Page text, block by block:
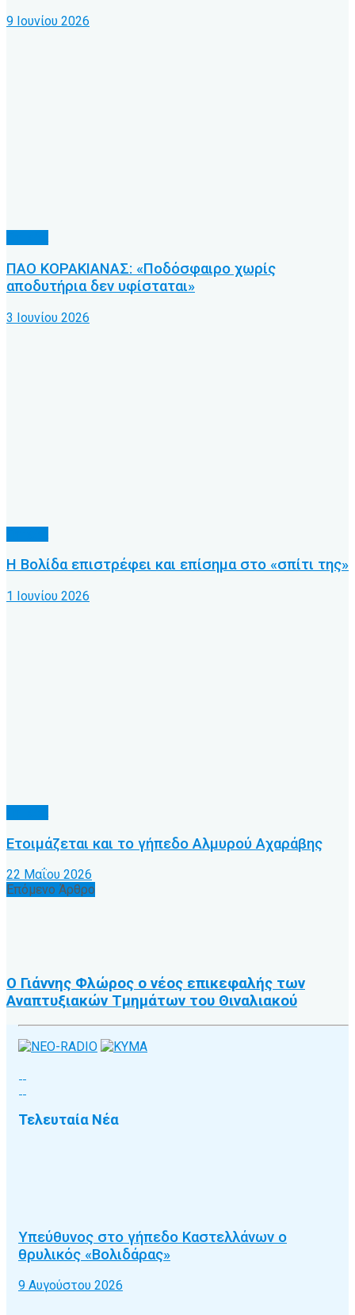
9 Ιουνίου 2026
ΠΑΟ ΚΟΡΑΚΙΑΝΑΣ: «Ποδόσφαιρο χωρίς
αποδυτήρια δεν υφίσταται»
3 Ιουνίου 2026
Η Βολίδα επιστρέφει και επίσημα στο «σπίτι της»
1 Ιουνίου 2026
Ετοιμάζεται και το γήπεδο Αλμυρού Αχαράβης
22 Μαΐου 2026
Επόμενο Άρθρο
Ο Γιάννης Φλώρος ο νέος επικεφαλής των
Αναπτυξιακών Τμημάτων του Θιναλιακού
Τελευταία Νέα
Υπεύθυνος στο γήπεδο Καστελλάνων ο
θρυλικός «Βολιδάρας»
9 Αυγούστου 2026